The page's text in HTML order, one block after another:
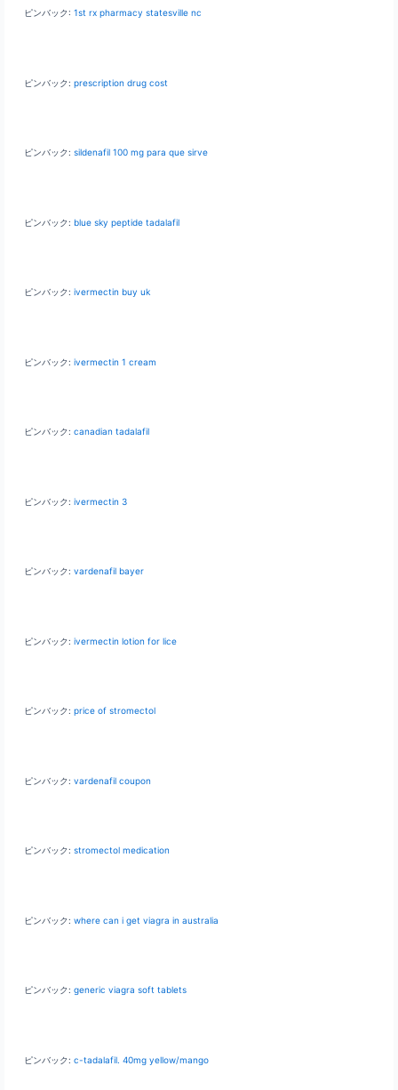
ピンバック: 1st rx pharmacy statesville nc
ピンバック: prescription drug cost
ピンバック: sildenafil 100 mg para que sirve
ピンバック: blue sky peptide tadalafil
ピンバック: ivermectin buy uk
ピンバック: ivermectin 1 cream
ピンバック: canadian tadalafil
ピンバック: ivermectin 3
ピンバック: vardenafil bayer
ピンバック: ivermectin lotion for lice
ピンバック: price of stromectol
ピンバック: vardenafil coupon
ピンバック: stromectol medication
ピンバック: where can i get viagra in australia
ピンバック: generic viagra soft tablets
ピンバック: c-tadalafil. 40mg yellow/mango